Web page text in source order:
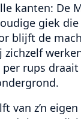
kanten: De
giek
blijft de
rups
van z’n